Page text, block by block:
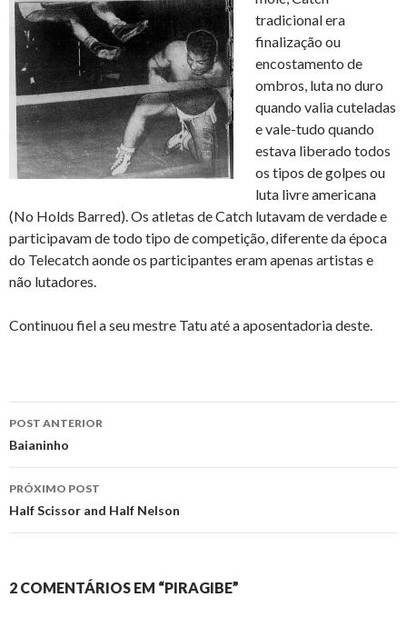
tradicional era
finalização ou
encostamento de
ombros, luta no duro
quando valia cuteladas
e vale-tudo quando
estava liberado todos
os tipos de golpes ou
luta livre americana
(No Holds Barred). Os atletas de Catch lutavam de verdade e
participavam de todo tipo de competição, diferente da época
do Telecatch aonde os participantes eram apenas artistas e
não lutadores.
Continuou fiel a seu mestre Tatu até a aposentadoria deste.
Navegação
de
posts
POST ANTERIOR
Baianinho
PRÓXIMO POST
Half Scissor and Half Nelson
2 COMENTÁRIOS EM “PIRAGIBE”